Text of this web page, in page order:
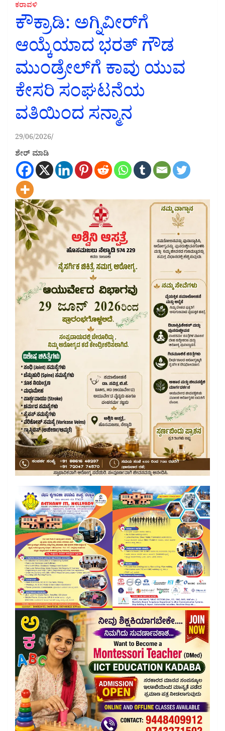
ಕರಾವಳಿ
ಕೌಕ್ರಾಡಿ: ಅಗ್ನಿವೀರ್‌ಗೆ
ಆಯ್ಕೆಯಾದ ಭರತ್ ಗೌಡ
ಮುಂಡ್ರೇಲ್‌ಗೆ ಕಾವು ಯುವ
ಕೇಸರಿ ಸಂಘಟನೆಯ
ವತಿಯಿಂದ ಸನ್ಮಾನ
29/06/2026
ಶೇರ್ ಮಾಡಿ